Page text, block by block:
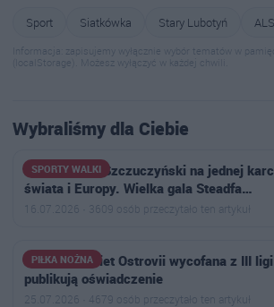
Sport
Siatkówka Stary Lubotyń ALS
Informacja: zapisujemy wyłącznie wybór tematów w
(localStorage). Możesz wyłączyć w każdej chwili.
Wybraliśmy dla Ciebie
SPORTY WALKI
Przemysław Szczuczyński na jednej
świata i Europy. Wielka gala Steadfa…
16.07.2026 · 3609 osób przeczytało ten artykuł
PIŁKA NOŻNA
Drużyna kobiet Ostrovii wycofana z III
publikują oświadczenie
25.07.2026 · 4679 osób przeczytało ten artykuł